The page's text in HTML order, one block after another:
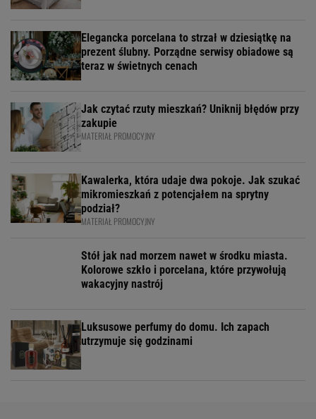
Elegancka porcelana to strzał w dziesiątkę na
prezent ślubny. Porządne serwisy obiadowe są
teraz w świetnych cenach
Jak czytać rzuty mieszkań? Uniknij błędów przy
zakupie
MATERIAŁ PROMOCYJNY
Kawalerka, która udaje dwa pokoje. Jak szukać
mikromieszkań z potencjałem na sprytny
podział?
MATERIAŁ PROMOCYJNY
Stół jak nad morzem nawet w środku miasta.
Kolorowe szkło i porcelana, które przywołują
wakacyjny nastrój
Luksusowe perfumy do domu. Ich zapach
utrzymuje się godzinami